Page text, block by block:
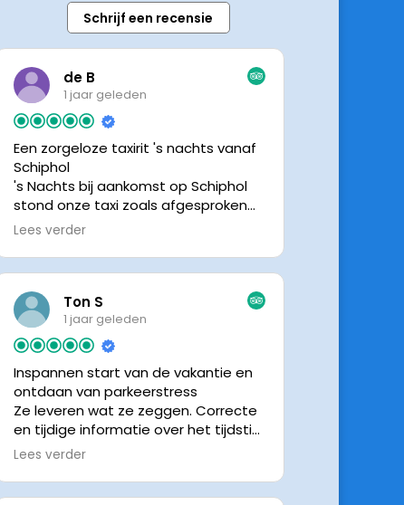
Schrijf een recensie
de B
1 jaar geleden
Een zorgeloze taxirit 's nachts vanaf
Schiphol
's Nachts bij aankomst op Schiphol
stond onze taxi zoals afgesproken
keurig te wachten. Dankzij de goede
chauffeur wisten we precies waar de
chauffeur, met een prachtige auto
was het een comfortabele rit. Graag
tot de volgende de keer.
Lees verder
Ton S
1 jaar geleden
Inspannen start van de vakantie en
ontdaan van parkeerstress
Ze leveren wat ze zeggen. Correcte
en tijdige informatie over het tijdstip
van ophalen. Voldeed ook nu weer
Lees verder